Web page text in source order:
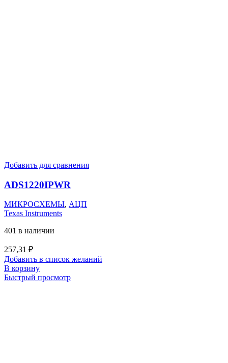
Добавить для сравнения
ADS1220IPWR
МИКРОСХЕМЫ, АЦП
Texas Instruments
401 в наличии
257,31 ₽
Добавить в список желаний
В корзину
Быстрый просмотр